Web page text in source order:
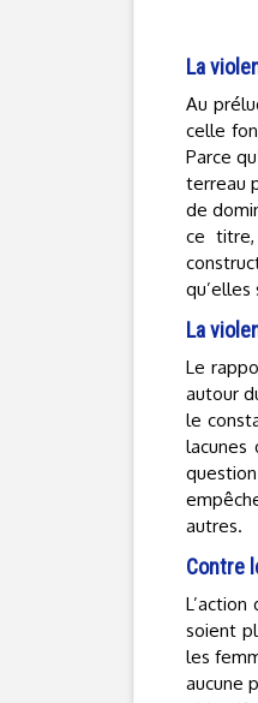
La
Au
celle
Parce
terreau
de
ce
La
Le
autour
le
lacunes
autres.
Contre
soient
les
aucune